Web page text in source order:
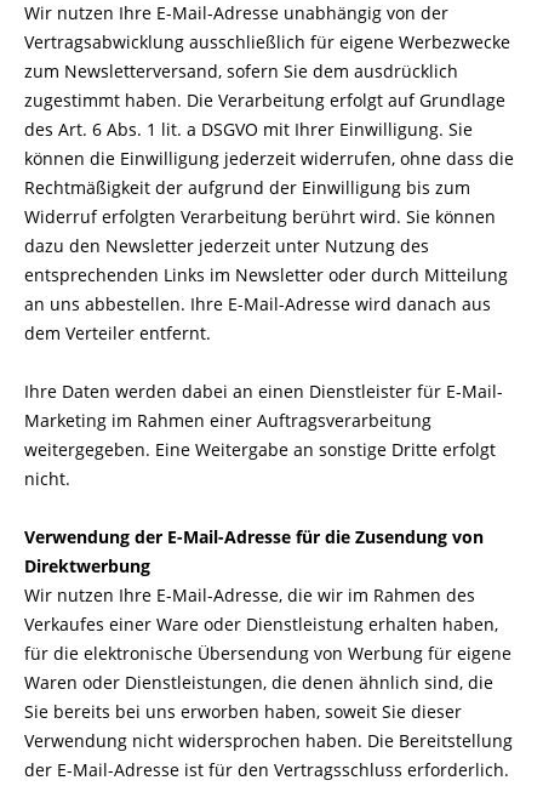
Wir nutzen Ihre E-Mail-Adresse unabhängig von der
Vertragsabwicklung ausschließlich für eigene Werbezwecke
zum Newsletterversand, sofern Sie dem ausdrücklich
zugestimmt haben. Die Verarbeitung erfolgt auf Grundlage
des Art. 6 Abs. 1 lit. a DSGVO mit Ihrer Einwilligung. Sie
können die Einwilligung jederzeit widerrufen, ohne dass die
Rechtmäßigkeit der aufgrund der Einwilligung bis zum
Widerruf erfolgten Verarbeitung berührt wird. Sie können
dazu den Newsletter jederzeit unter Nutzung des
entsprechenden Links im Newsletter oder durch Mitteilung
an uns abbestellen. Ihre E-Mail-Adresse wird danach aus
dem Verteiler entfernt.
Ihre Daten werden dabei an einen Dienstleister für E-Mail-
Marketing im Rahmen einer Auftragsverarbeitung
weitergegeben. Eine Weitergabe an sonstige Dritte erfolgt
nicht.
Verwendung der E-Mail-Adresse für die Zusendung von
Direktwerbung
Wir nutzen Ihre E-Mail-Adresse, die wir im Rahmen des
Verkaufes einer Ware oder Dienstleistung erhalten haben,
für die elektronische Übersendung von Werbung für eigene
Waren oder Dienstleistungen, die denen ähnlich sind, die
Sie bereits bei uns erworben haben, soweit Sie dieser
Verwendung nicht widersprochen haben. Die Bereitstellung
der E-Mail-Adresse ist für den Vertragsschluss erforderlich.